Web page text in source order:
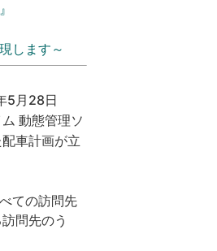
します～
5月28日
動態管理ソ
車計画が立
ての訪問先
問先のう